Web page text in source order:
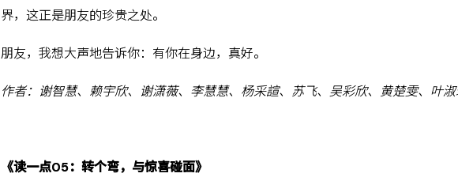
界，这正是朋友的珍贵之处。
朋友，我想大声地告诉你：有你在身边，真好。
作者：谢智慧、赖宇欣、谢潇薇、李慧慧、杨采諠、苏飞、吴彩欣、黄楚雯、叶
《读一点05：转个弯，与惊喜碰面》